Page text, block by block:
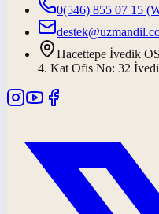
0(546) 855 07 15
Hacettepe İvedik
4. Kat Ofis No: 32